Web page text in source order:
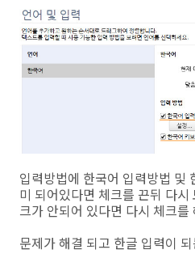
입력방법에 한국어 입력방법 및
미 되어있다면 체크를 끈뒤 다
크가 안되어 있다면 다시 체크를
문제가 해결 되고 한글 입력이